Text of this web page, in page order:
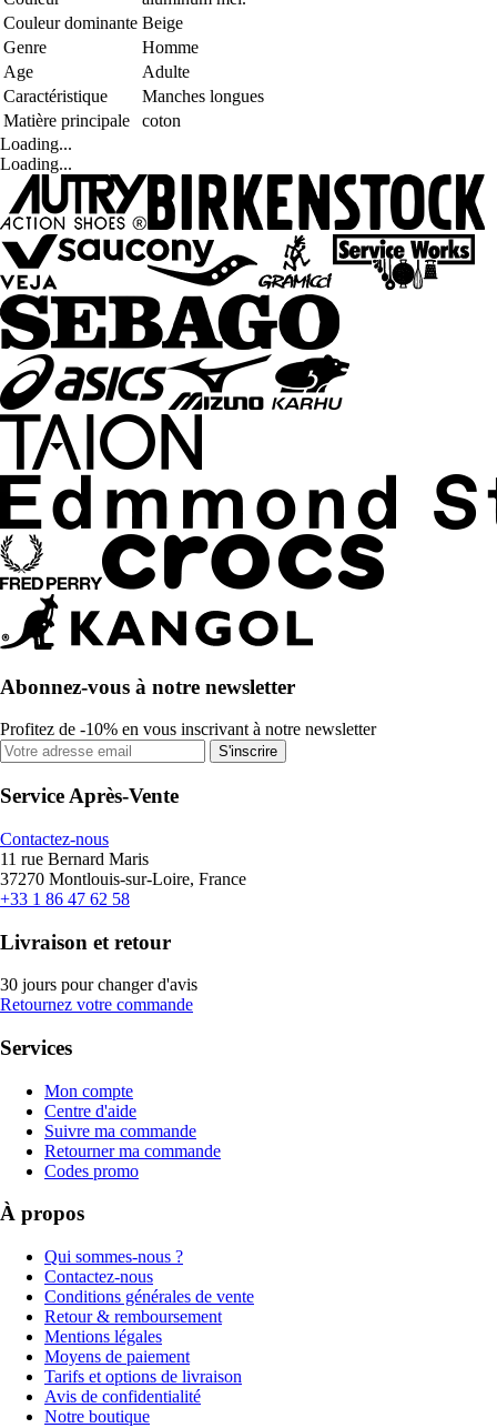
Couleur dominante Beige
Genre
Homme
Age
Adulte
Caractéristique
Manches longues
Matière principale
coton
Loading...
Loading...
Abonnez-vous à notre newsletter
Profitez de -10% en vous inscrivant à notre newsletter
S'inscrire
Service Après-Vente
Contactez-nous
11 rue Bernard Maris
37270 Montlouis-sur-Loire, France
+33 1 86 47 62 58
Livraison et retour
30 jours pour changer d'avis
Retournez votre commande
Services
Mon compte
Centre d'aide
Suivre ma commande
Retourner ma commande
Codes promo
À propos
Qui sommes-nous ?
Contactez-nous
Conditions générales de vente
Retour & remboursement
Mentions légales
Moyens de paiement
Tarifs et options de livraison
Avis de confidentialité
Notre boutique